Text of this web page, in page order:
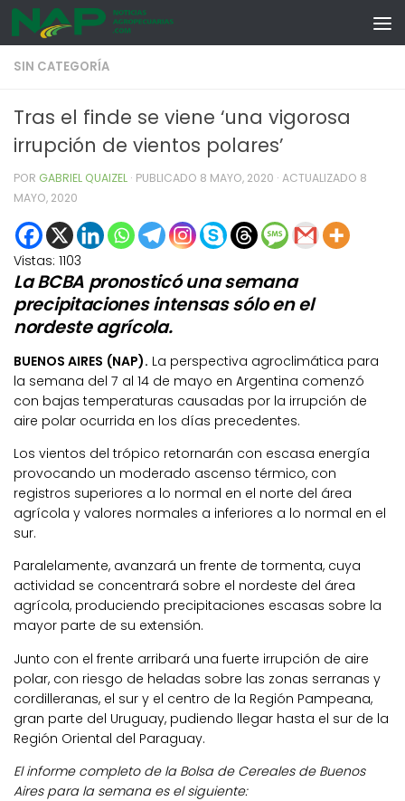
Skip to content
SIN CATEGORÍA
Tras el finde se viene ‘una vigorosa
irrupción de vientos polares’
POR GABRIEL QUAIZEL · PUBLICADO 8 MAYO, 2020 · ACTUALIZADO 8
MAYO, 2020
Vistas: 1103
La BCBA pronosticó una semana
precipitaciones intensas sólo en el
nordeste agrícola.
BUENOS AIRES (NAP). La perspectiva agroclimática para
la semana del 7 al 14 de mayo en Argentina comenzó
con bajas temperaturas causadas por la irrupción de
aire polar ocurrida en los días precedentes.
Los vientos del trópico retornarán con escasa energía
provocando un moderado ascenso térmico, con
registros superiores a lo normal en el norte del área
agrícola y valores normales a inferiores a lo normal en el
sur.
Paralelamente, avanzará un frente de tormenta, cuya
actividad se concentrará sobre el nordeste del área
agrícola, produciendo precipitaciones escasas sobre la
mayor parte de su extensión.
Junto con el frente arribará una fuerte irrupción de aire
polar, con riesgo de heladas sobre las zonas serranas y
cordilleranas, el sur y el centro de la Región Pampeana,
gran parte del Uruguay, pudiendo llegar hasta el sur de la
Región Oriental del Paraguay.
El informe completo de la Bolsa de Cereales de Buenos
Aires para la semana es el siguiente: